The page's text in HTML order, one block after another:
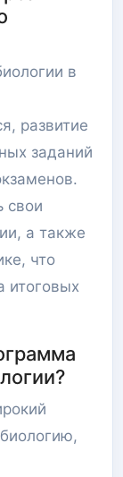
в
развитие
заданий
свои
а также
что
итоговых